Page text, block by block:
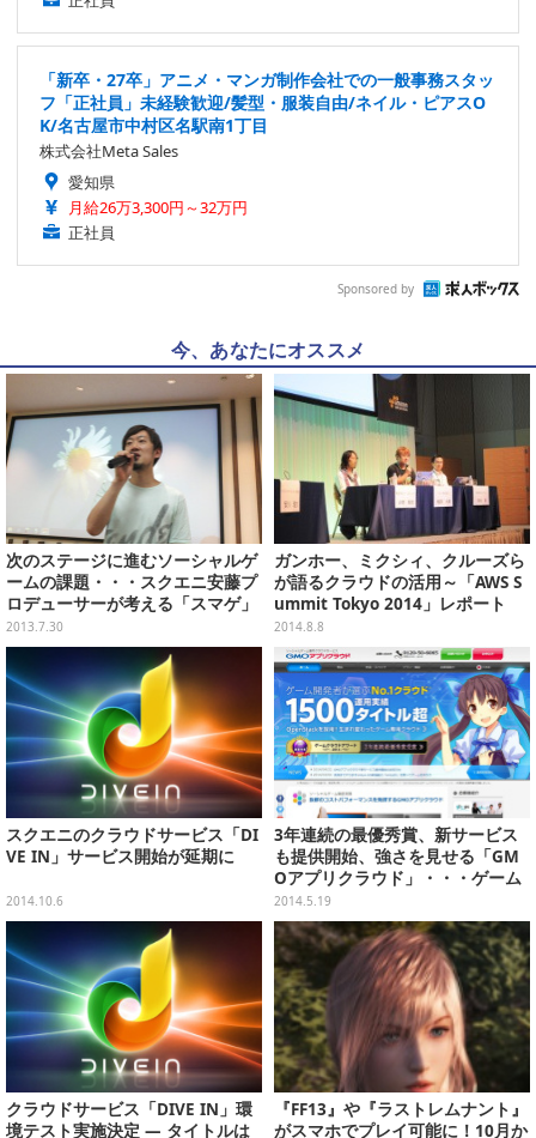
「新卒・27卒」アニメ・マンガ制作会社での一般事務スタッ
フ「正社員」未経験歓迎/髪型・服装自由/ネイル・ピアスO
K/名古屋市中村区名駅南1丁目
株式会社Meta Sales
愛知県
月給26万3,300円～32万円
正社員
Sponsored by
今、あなたにオススメ
次のステージに進むソーシャルゲ
ームの課題・・・スクエニ安藤プ
ロデューサーが考える「スマゲ」
の未来
2013.7.30
ガンホー、ミクシィ、クルーズら
が語るクラウドの活用～「AWS S
ummit Tokyo 2014」レポート
2014.8.8
スクエニのクラウドサービス「DI
VE IN」サービス開始が延期に
2014.10.6
3年連続の最優秀賞、新サービス
も提供開始、強さを見せる「GM
Oアプリクラウド」・・・ゲーム
クラウドアワード2014受賞記念イ
ンタビュー
2014.5.19
クラウドサービス「DIVE IN」環
境テスト実施決定 ― タイトルは
『FF13』や『ラストレムナント』
がスマホでプレイ可能に！10月か